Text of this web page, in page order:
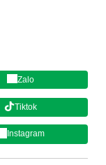
Zalo
Tiktok
Instagram